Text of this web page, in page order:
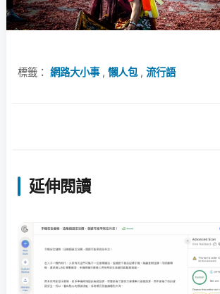
標籤： 網路大小事, 懶人包, 流行語
延伸閱讀